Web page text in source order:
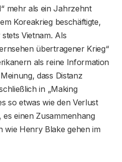
mehr als ein Jahrzehnt
Koreakrieg beschäftigte,
Vietnam. Als
übertragener Krieg“
als reine Information
dass Distanz
in „Making
so etwas wie den Verlust
einen Zusammenhang
Henry Blake gehen im